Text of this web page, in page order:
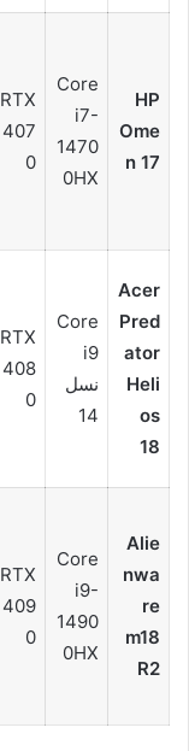
HP
Ome
n 17
Core
i7-
1470
0HX
RTX
407
0
Acer
Pred
ator
Heli
os
18
Core
i9
نسل
14
RTX
408
0
Alie
nwa
re
m18
R2
Core
i9-
1490
0HX
RTX
409
0